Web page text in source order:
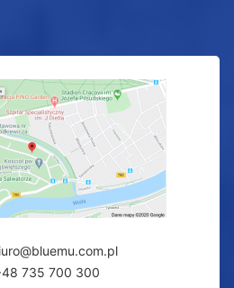
735 700 300